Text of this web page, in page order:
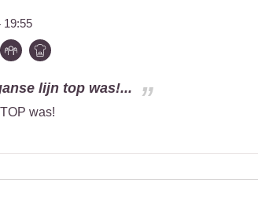
19:55
lijn top was!...
was!